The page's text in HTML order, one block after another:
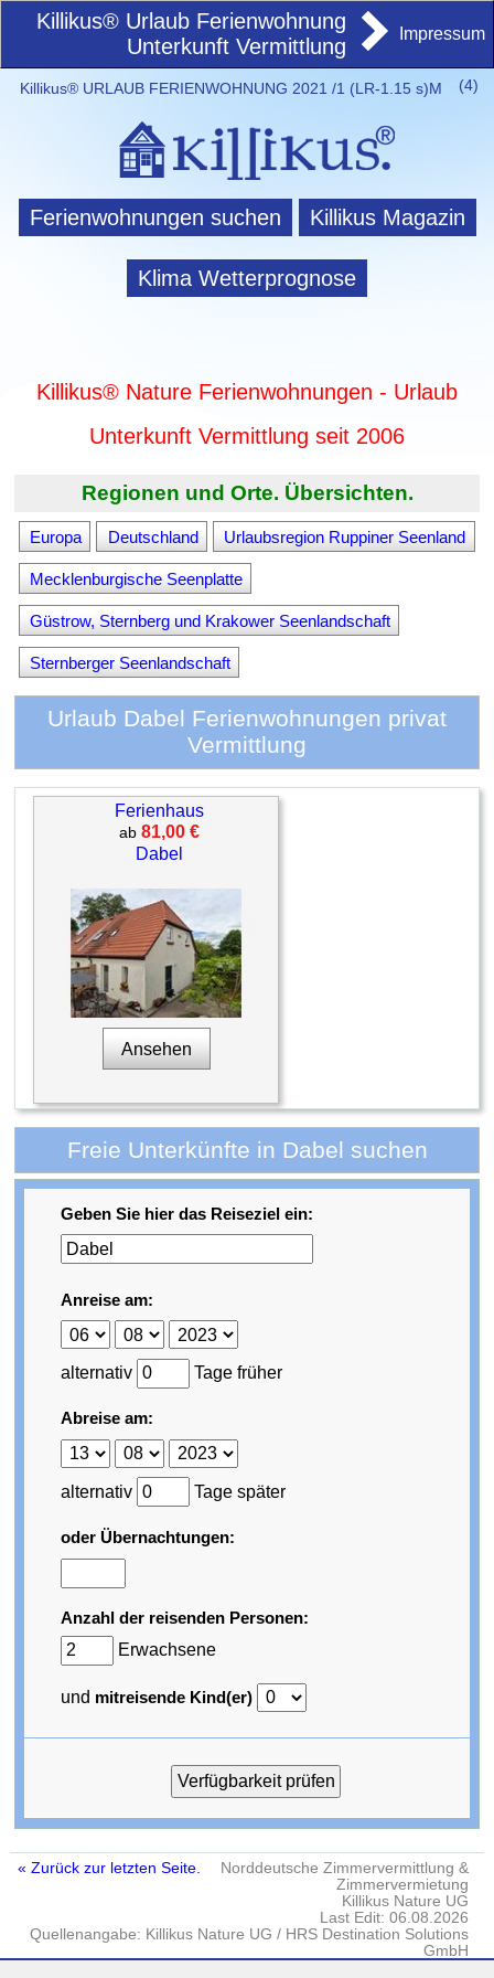
Killikus® Urlaub Ferienwohnung
Unterkunft Vermittlung
Impressum
(4)
Killikus® URLAUB FERIENWOHNUNG 2021 /1 (LR-1.15 s)M
Ferienwohnungen suchen Killikus Magazin
Klima Wetterprognose
Killikus® Nature Ferienwohnungen - Urlaub
Unterkunft Vermittlung seit 2006
Regionen und Orte. Übersichten.
Europa Deutschland Urlaubsregion Ruppiner Seenland
Mecklenburgische Seenplatte
Güstrow, Sternberg und Krakower Seenlandschaft
Sternberger Seenlandschaft
Urlaub Dabel Ferienwohnungen privat
Vermittlung
Ferienhaus
ab 81,00 €
Dabel
Ansehen
Freie Unterkünfte in Dabel suchen
Geben Sie hier das Reiseziel ein:
Anreise am:
alternativ Tage früher
Abreise am:
alternativ Tage später
oder Übernachtungen:
Anzahl der reisenden Personen:
Erwachsene
und mitreisende Kind(er)
« Zurück zur letzten Seite.
Norddeutsche Zimmervermittlung &
Zimmervermietung
Killikus Nature UG
Last Edit: 06.08.2026
Quellenangabe: Killikus Nature UG / HRS Destination Solutions
GmbH